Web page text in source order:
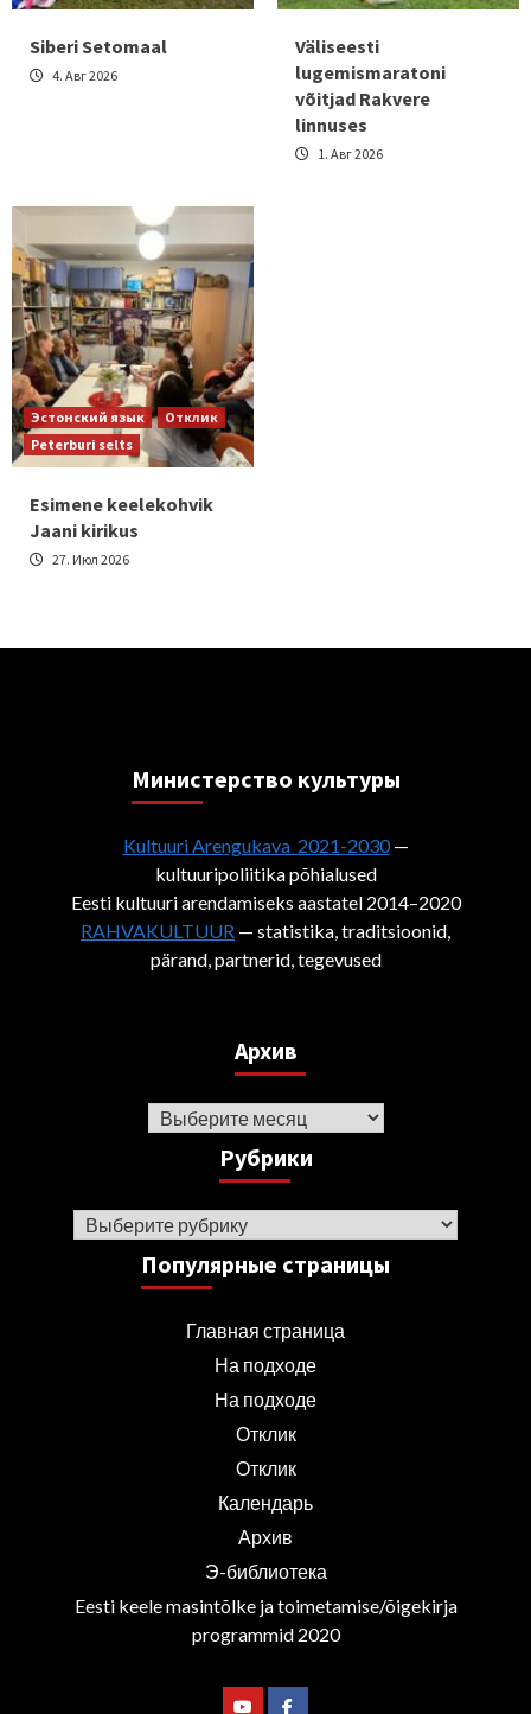
Siberi Setomaal
4. Авг 2026
Väliseesti
lugemismaratoni
võitjad Rakvere
linnuses
1. Авг 2026
Эстонский язык
Отклик
Peterburi selts
Esimene keelekohvik
Jaani kirikus
27. Июл 2026
Министерствo культуры
Kultuuri Arengukava 2021-2030—
kultuuripoliitika põhialused
Eesti kultuuri arendamiseks aastatel 2014–2020
RAHVAKULTUUR — statistika, traditsioonid,
pärand, partnerid, tegevused
Архив
Архив
Рубрики
Рубрики
Популярные страницы
Главная страница
На подходе
На подходе
Отклик
Отклик
Календарь
Архив
Э-библиотека
Eesti keele masintõlke ja toimetamise/õigekirja
programmid 2020